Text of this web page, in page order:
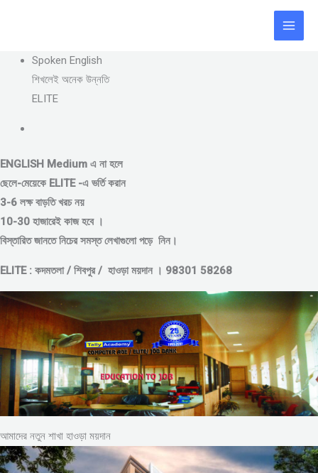
Spoken English
শিখলেই অনেক উন্নতি
ELITE
ENGLISH Medium এ না হলে
ছেলে-মেয়েকে ELITE -এ ভর্তি করান
3-6 লক্ষ বাড়তি খরচ নয়
10-30 হাজারেই কাজ হবে ।
বিস্তারিত জানতে নিচের সমস্ত লেখাগুলো পড়ে নিন।
ELITE : কদমতলা / শিবপুর / হাওড়া ময়দান । 98301 58268
আমাদের নতুন শাখা হাওড়া ময়দান